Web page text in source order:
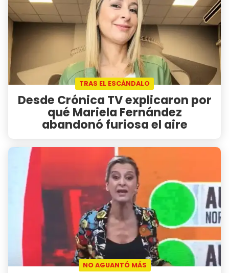
TRAS EL ESCÁNDALO
Desde Crónica TV explicaron por
qué Mariela Fernández
abandonó furiosa el aire
NO AGUANTÓ MÁS